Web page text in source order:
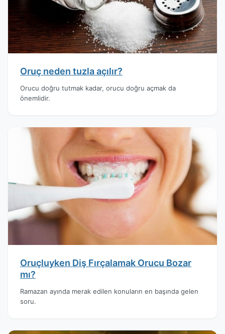
Oruç neden tuzla açılır?
Orucu doğru tutmak kadar, orucu doğru açmak da
önemlidir.
Oruçluyken Diş Fırçalamak Orucu Bozar
mı?
Ramazan ayında merak edilen konuların en başında gelen
soru.